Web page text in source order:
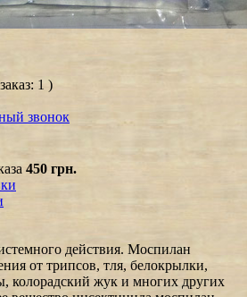
1 )
звонок
450 грн.
действия. Моспилан
от трипсов, тля, белокрылки,
колорадский жук и многих других